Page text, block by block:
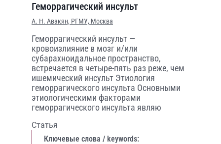
Геморрагический инсульт
А. Н. Авакян, РГМУ, Москва
Геморрагический инсульт —
кровоизлияние в мозг и/или
субарахноидальное пространство,
встречается в четыре-пять раз реже, чем
ишемический инсульт Этиология
геморрагического инсульта Основными
этиологическими факторами
геморрагического инсульта являю
Статья
Ключевые слова / keywords: